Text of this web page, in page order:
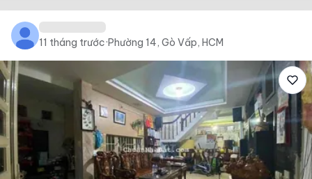
11 tháng trước·Phường 14, Gò Vấp, HCM